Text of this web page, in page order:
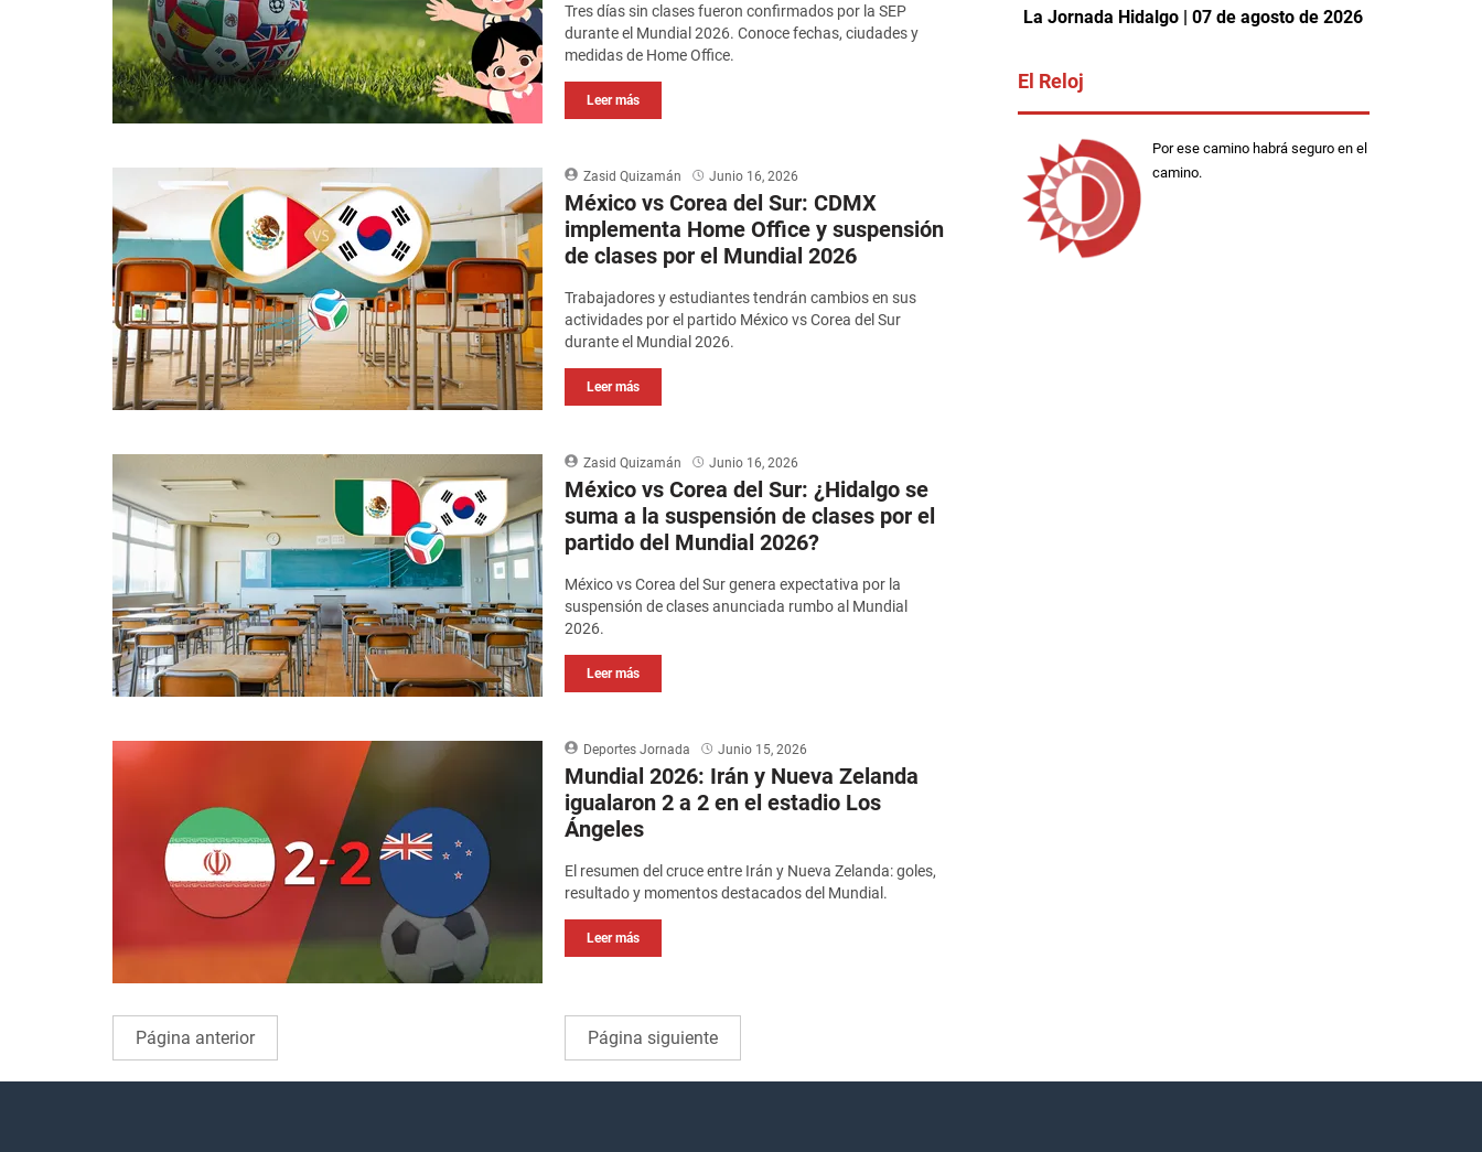
Tres días sin clases fueron confirmados por la SEP
durante el Mundial 2026. Conoce fechas, ciudades y
medidas de Home Office.
Leer más
Zasid Quizamán Junio 16, 2026
México vs Corea del Sur: CDMX
implementa Home Office y suspensión
de clases por el Mundial 2026
Trabajadores y estudiantes tendrán cambios en sus
actividades por el partido México vs Corea del Sur
durante el Mundial 2026.
Leer más
Zasid Quizamán Junio 16, 2026
México vs Corea del Sur: ¿Hidalgo se
suma a la suspensión de clases por el
partido del Mundial 2026?
México vs Corea del Sur genera expectativa por la
suspensión de clases anunciada rumbo al Mundial
2026.
Leer más
Deportes Jornada Junio 15, 2026
Mundial 2026: Irán y Nueva Zelanda
igualaron 2 a 2 en el estadio Los
Ángeles
El resumen del cruce entre Irán y Nueva Zelanda: goles,
resultado y momentos destacados del Mundial.
Leer más
Página anterior Página siguiente
La Jornada Hidalgo | 07 de agosto de 2026
El Reloj
Por ese camino habrá seguro en el
camino.